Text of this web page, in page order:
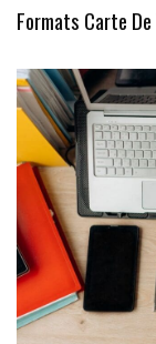
Formats Carte